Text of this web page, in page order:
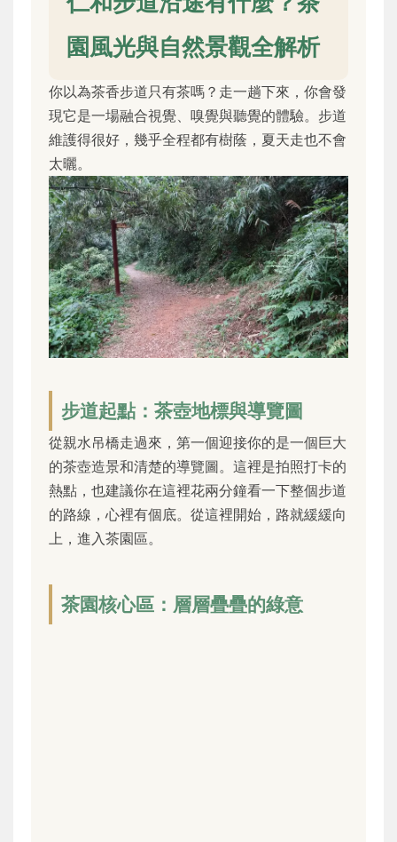
園風光與自然景觀全解析
你以為茶香步道只有茶嗎？走一趟下來，你會發
現它是一場融合視覺、嗅覺與聽覺的體驗。步道
維護得很好，幾乎全程都有樹蔭，夏天走也不會
太曬。
步道起點：茶壺地標與導覽圖
從親水吊橋走過來，第一個迎接你的是一個巨大
的茶壺造景和清楚的導覽圖。這裡是拍照打卡的
熱點，也建議你在這裡花兩分鐘看一下整個步道
的路線，心裡有個底。從這裡開始，路就緩緩向
上，進入茶園區。
茶園核心區：層層疊疊的綠意